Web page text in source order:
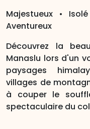
Majestueux •
Aventureux
Découvrez la
Manaslu lors d'un
paysages
villages de
à couper le
spectaculaire du col